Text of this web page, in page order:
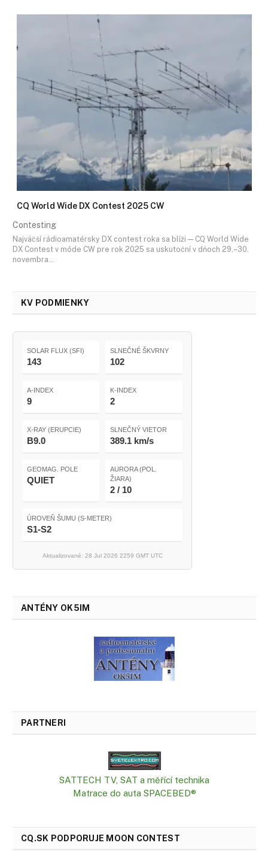
CQ World Wide DX Contest 2025 CW
Contesting
Najväčší rádioamatérsky DX contest roka sa blíži — CQ World Wide
DX Contest v móde CW pre rok 2025 sa uskutoční v dňoch 29.–30.
novembra…
KV PODMIENKY
SOLAR FLUX (SFI)
143
SLNEČNÉ ŠKVRNY
102
A-INDEX
9
K-INDEX
2
X-RAY (ERUPCIE)
B9.0
SLNEČNÝ VIETOR
389.1 km/s
GEOMAG. POLE
QUIET
AURORA (POL.
ŽIARA)
2 / 10
ÚROVEŇ ŠUMU (S-METER)
S1-S2
Aktualizované: 28 Jul 2026 2259 GMT UTC
ANTÉNY OK5IM
PARTNERI
SATTECH TV, SAT a měřící technika
Matrace do auta SPACEBED®
CQ.SK PODPORUJE MOON CONTEST